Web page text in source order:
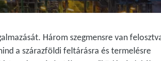
Három szegmensre van
a szárazföldi feltárásra és termelésre